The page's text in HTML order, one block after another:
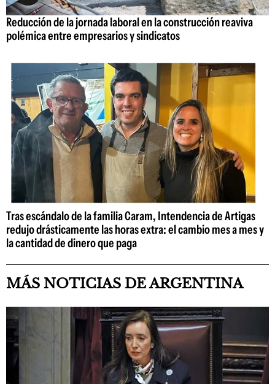
Reducción de la jornada laboral en la construcción reaviva
polémica entre empresarios y sindicatos
Tras escándalo de la familia Caram, Intendencia de Artigas
redujo drásticamente las horas extra: el cambio mes a mes y
la cantidad de dinero que paga
MÁS NOTICIAS DE ARGENTINA